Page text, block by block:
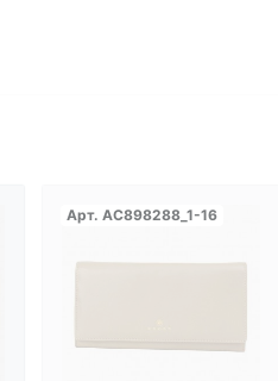
Арт. AC898288_1-16